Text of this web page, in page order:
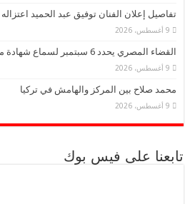
تفاصيل إعلان الفنان توفيق عبد الحميد اعتزاله
9 أغسطس، 2026
القضاء المصري يحدد 6 سبتمبر لسماع شهادة محمد صلاح في دعوى قضائية
9 أغسطس، 2026
محمد صلاح بين المركز والهامش في تركيا
9 أغسطس، 2026
تابعنا على فيس بوك